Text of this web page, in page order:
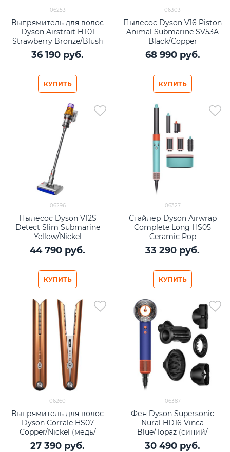
06253
Выпрямитель для волос
Dyson Airstrait HT01
Strawberry Bronze/Blush
Pink с кейсом
36 190 руб.
КУПИТЬ
06303
Пылесос Dyson V16 Piston
Animal Submarine SV53A
Black/Copper
68 990 руб.
КУПИТЬ
06296
Пылесос Dyson V12S
Detect Slim Submarine
Yellow/Nickel
44 790 руб.
КУПИТЬ
06327
Стайлер Dyson Airwrap
Complete Long HS05
Ceramic Pop
33 290 руб.
КУПИТЬ
06260
Выпрямитель для волос
Dyson Corrale HS07
Copper/Nickel (медь/
никель)
27 390 руб.
06387
Фен Dyson Supersonic
Nural HD16 Vinca
Blue/Topaz (синий/
оранжевый)
30 490 руб.